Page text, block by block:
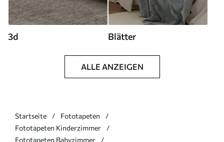
3d Blätter
ALLE ANZEIGEN
Startseite
Fototapeten
Fototapeten Kinderzimmer
Fototapeten Babyzimmer